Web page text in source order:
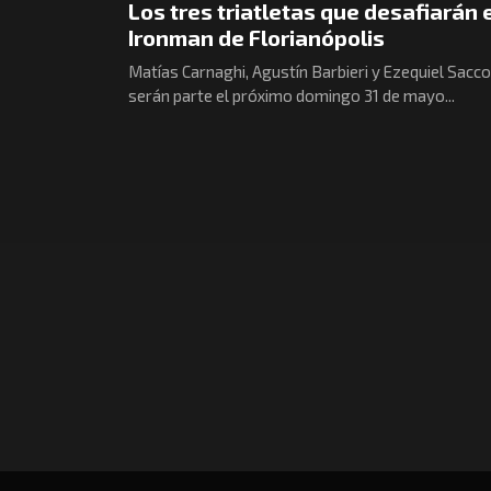
Los tres triatletas que desafiarán
Ironman de Florianópolis
Matías Carnaghi, Agustín Barbieri y Ezequiel
serán parte el próximo domingo 31 de mayo...